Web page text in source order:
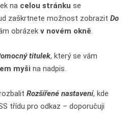
na celou stránku se
zaškrtnete možnost zobrazit Do
obrázek v novém okně
titulek, který se vám
myši na nadpis.
Rozšířené nastavení, kde
třídu pro odkaz – doporučuji